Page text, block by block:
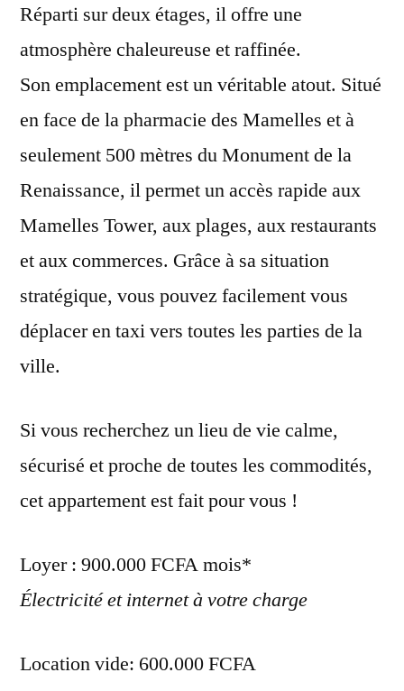
Réparti sur deux étages, il offre une
atmosphère chaleureuse et raffinée.
Son emplacement est un véritable atout. Situé
en face de la pharmacie des Mamelles et à
seulement 500 mètres du Monument de la
Renaissance, il permet un accès rapide aux
Mamelles Tower, aux plages, aux restaurants
et aux commerces. Grâce à sa situation
stratégique, vous pouvez facilement vous
déplacer en taxi vers toutes les parties de la
ville.
Si vous recherchez un lieu de vie calme,
sécurisé et proche de toutes les commodités,
cet appartement est fait pour vous !
Loyer : 900.000 FCFA mois*
Électricité et internet à votre charge
Location vide: 600.000 FCFA